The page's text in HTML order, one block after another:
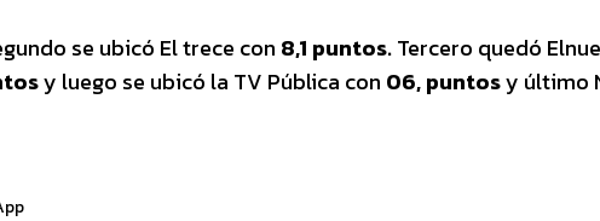
se ubicó El trece con 8,1 puntos.Tercero quedó
y luego se ubicó la TV Pública con 06, puntosy último